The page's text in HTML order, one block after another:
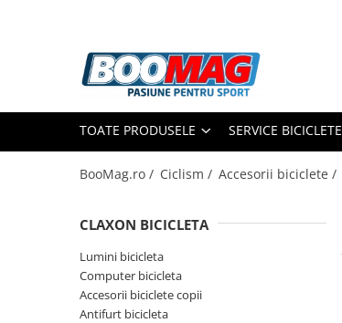
Toate Produsele
Biciclete
Biciclete copii
Biciclete barbati
Biciclete mountain bike (MTB)
Biciclete electrice
Biciclete de oras
Biciclete pliabile
TOATE PRODUSELE SERVICE BICICLETE
BooMag.ro / Ciclism / Accesorii biciclete /
CLAXON BICICLETA
Lumini bicicleta
Computer bicicleta
Accesorii biciclete copii
Antifurt bicicleta